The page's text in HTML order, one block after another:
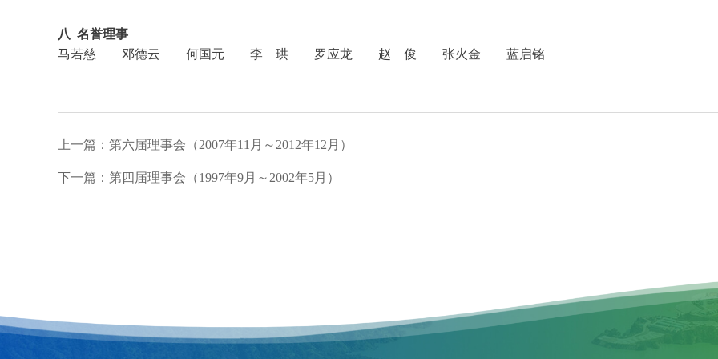
八 名誉理事
马若慈 邓德云 何国元 李 珙 罗应龙 赵 俊 张火金 蓝启铭
上一篇：第六届理事会（2007年11月～2012年12月）
下一篇：第四届理事会（1997年9月～2002年5月）